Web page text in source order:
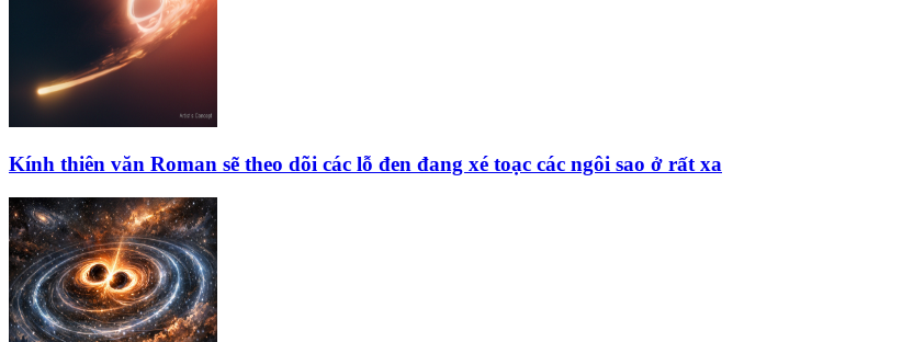
Kính thiên văn Roman sẽ theo dõi các lỗ đen đang xé toạc các ngôi sao ở rất xa